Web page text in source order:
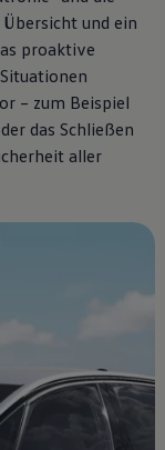
und ein
proaktive
– zum Beispiel
das Schließen
aller